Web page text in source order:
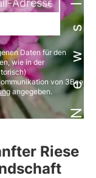
Daten für den
wie in der
von 3Bee
angegeben.
Riese